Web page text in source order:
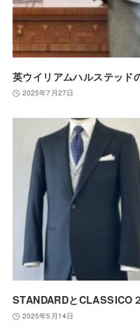
英ウイリアムハルステッド
2025年7月27日
STANDARDとCLASSICO
2025年5月14日